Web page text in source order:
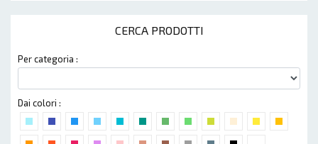
CERCA PRODOTTI
Per categoria :
Dai colori :